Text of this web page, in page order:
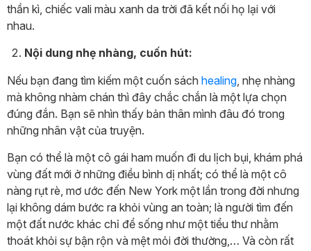
thần kì, chiếc vali màu xanh da trời đã kết nối họ lại với
nhau.
Nội dung nhẹ nhàng, cuốn hút:
Nếu bạn đang tìm kiếm một cuốn sách healing , nhẹ nhàng
mà không nhàm chán thì đây chắc chắn là một lựa chọn
đúng đắn. Bạn sẽ nhìn thấy bản thân mình đâu đó trong
những nhân vật của truyện.
Bạn có thể là một cô gái ham muốn đi du lịch bụi, khám phá
vùng đất mới ở những điều bình dị nhất; có thể là một cô
nàng rụt rè, mơ ước đến New York một lần trong đời nhưng
lại không dám bước ra khỏi vùng an toàn; là người tìm đến
một đất nước khác chỉ để sống như một tiểu thư nhằm
thoát khỏi sự bận rộn và mệt mỏi đời thường,… Và còn rất